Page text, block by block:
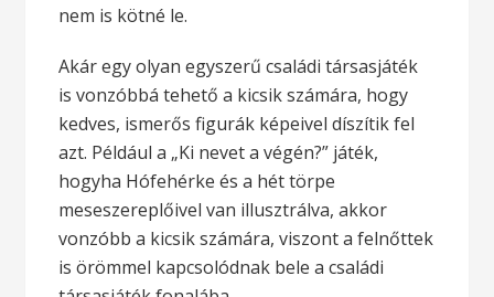
nem is kötné le.
Akár egy olyan egyszerű családi társasjáték
is vonzóbbá tehető a kicsik számára, hogy
kedves, ismerős figurák képeivel díszítik fel
azt. Például a „Ki nevet a végén?” játék,
hogyha Hófehérke és a hét törpe
meseszereplőivel van illusztrálva, akkor
vonzóbb a kicsik számára, viszont a felnőttek
is örömmel kapcsolódnak bele a családi